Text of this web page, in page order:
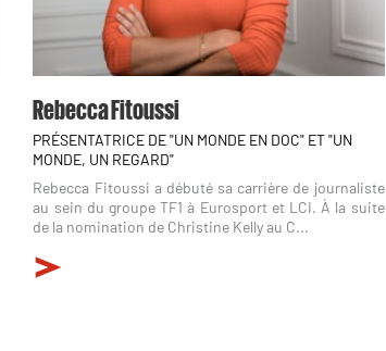
Rebecca Fitoussi
PRÉSENTATRICE DE "UN MONDE EN DOC" ET "UN
MONDE, UN REGARD"
Rebecca Fitoussi a débuté sa carrière de journaliste
au sein du groupe TF1 à Eurosport et LCI. À la suite
de la nomination de Christine Kelly au C...